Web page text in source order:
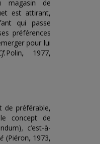
magasin de
est attirant,
qui passe
préférences
pour lui
Polin, 1977,
de préférable,
concept de
c’est-à-
(Piéron, 1973,